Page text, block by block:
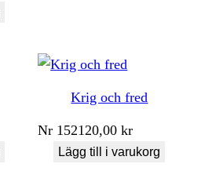
Krig och fred
Nr 152120,00kr
Lägg till i varukorg